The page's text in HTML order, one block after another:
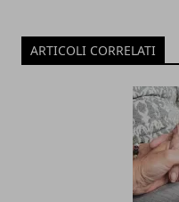
ARTICOLI CORRELATI